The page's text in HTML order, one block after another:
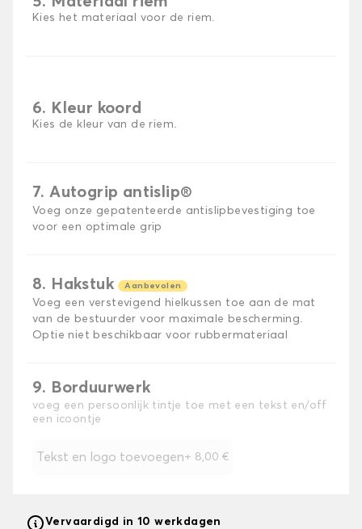
Kies het materiaal voor de riem.
6. Kleur koord
Kies de kleur van de riem.
7. Autogrip antislip®
Voeg onze gepatenteerde antislipbevestiging toe
voor een optimale grip
8. Hakstuk Aanbevolen
Voeg een verstevigend hielkussen toe aan de mat
van de bestuurder voor maximale bescherming.
Optie niet beschikbaar voor rubbermateriaal
9. Borduurwerk
voeg een persoonlijk tintje toe met een tekst en/off
een icoontje
Tekst en logo toevoegen+ 8,00 €
Vervaardigd in 10 werkdagen